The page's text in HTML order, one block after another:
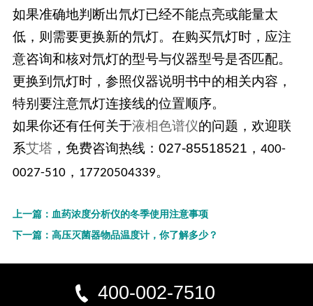
如果准确地判断出氘灯已经不能点亮或能量太
低，则需要更换新的氘灯。在购买氘灯时，应注
意咨询和核对氘灯的型号与仪器型号是否匹配。
更换到氘灯时，参照仪器说明书中的相关内容，
特别要注意氘灯连接线的位置顺序。
如果你还有任何关于液相色谱仪的问题，欢迎联
系艾塔 ，免费咨询热线：027-85518521 ， 400-
0027-510， 17720504339。
上一篇：血药浓度分析仪的冬季使用注意事项
下一篇：高压灭菌器物品温度计，你了解多少？
400-002-7510